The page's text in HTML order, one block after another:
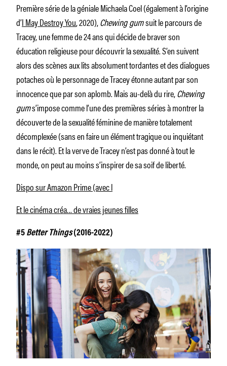
Première série de la géniale Michaela Coel (également à l’origine
d’I May Destroy You, 2020),Chewing gumsuit le parcours de
Tracey, une femme de 24 ans qui décide de braver son
éducation religieuse pour découvrir la sexualité. S’en suivent
alors des scènes aux lits absolument tordantes et des dialogues
potaches où le personnage de Tracey étonne autant par son
innocence que par son aplomb. Mais au-delà du rire,Chewing
gums’impose comme l’une des premières séries à montrer la
découverte de la sexualité féminine de manière totalement
décomplexée (sans en faire un élément tragique ou inquiétant
dans le récit). Et la verve de Tracey n’est pas donné à tout le
monde, on peut au moins s’inspirer de sa soif de liberté.
Dispo sur Amazon Prime (avec l
Et le cinéma créa… de vraies jeunes filles
#5 Better Things(2016-2022)